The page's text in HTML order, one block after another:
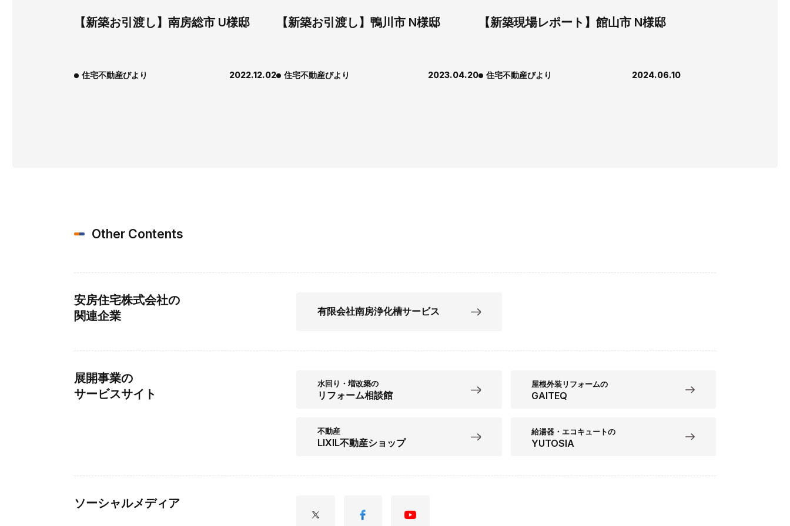
【新築お引渡し】南房総市 U様邸
住宅不動産びより 2022.12.02
【新築お引渡し】鴨川市 N様邸
住宅不動産びより 2023.04.20
【新築現場レポート】館山市 N様邸
住宅不動産びより 2024.06.10
Other Contents
安房住宅株式会社の
関連企業
有限会社南房浄化槽サービス
展開事業の
サービスサイト
水回り・増改築の
リフォーム相談館
屋根外装リフォームの
GAITEQ
不動産
LIXIL不動産ショップ
給湯器・エコキュートの
YUTOSIA
ソーシャルメディア